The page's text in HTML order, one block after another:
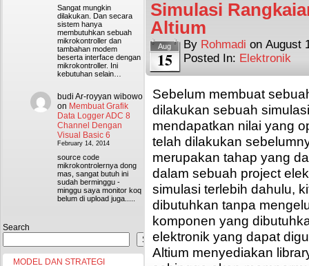
Sangat mungkin
dilakukan. Dan secara
sistem hanya
membutuhkan sebuah
mikrokontroller dan
tambahan modem
beserta interface dengan
mikrokontroller. Ini
kebutuhan selain…
budi Ar-royyan wibowo
on Membuat Grafik
Data Logger ADC 8
Channel Dengan
Visual Basic 6
February 14, 2014
source code
mikrokontrolernya dong
mas, sangat butuh ini
sudah berminggu -
minggu saya monitor koq
belum di upload juga.....
Search
Search
MODEL DAN STRATEGI
Simulasi
Altium
Aug
15
By Rohmadi on August
Posted In: Elektronik
Sebelum membuat
dilakukan sebuah
mendapatkan nilai yang
telah dilakukan
merupakan tahap yang
dalam sebuah project
simulasi terlebih dahulu,
dibutuhkan tanpa
komponen yang
elektronik yang dapat
Altium menyediakan